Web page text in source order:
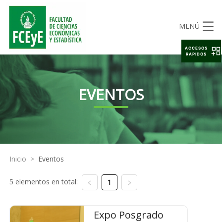
MENÚ
EVENTOS
Inicio > Eventos
5 elementos en total: 1
Expo Posgrado
ACCESOS
RAPIDOS